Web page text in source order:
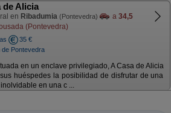
de Alicia
en Ribadumia (Pontevedra) a 34,5
(Pontevedra)
35 €
de Pontevedra
en un enclave privilegiado, A Casa de Alicia
huéspedes la posibilidad de disfrutar de una
en una c ...